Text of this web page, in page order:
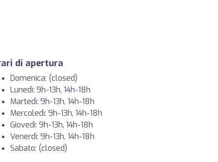
di apertura
Domenica: (closed)
Lunedì: 9h-13h, 14h-18h
Martedì: 9h-13h, 14h-18h
Mercoledì: 9h-13h, 14h-18h
Giovedì: 9h-13h, 14h-18h
Venerdì: 9h-13h, 14h-18h
Sabato: (closed)